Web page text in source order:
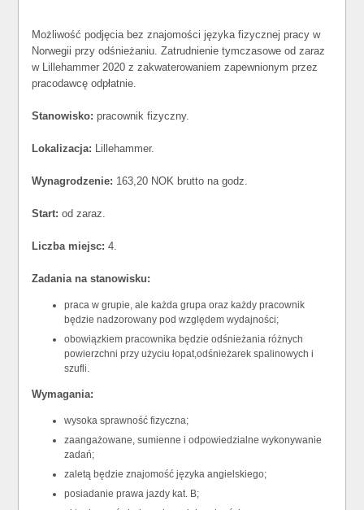
Możliwość podjęcia bez znajomości języka fizycznej pracy w
Norwegii przy odśnieżaniu. Zatrudnienie tymczasowe od zaraz
w Lillehammer 2020 z zakwaterowaniem zapewnionym przez
pracodawcę odpłatnie.
Stanowisko: pracownik fizyczny.
Lokalizacja: Lillehammer.
Wynagrodzenie: 163,20 NOK brutto na godz.
Start: od zaraz.
Liczba miejsc: 4.
Zadania na stanowisku:
praca w grupie, ale każda grupa oraz każdy pracownik
będzie nadzorowany pod względem wydajności;
obowiązkiem pracownika będzie odśnieżania różnych
powierzchni przy użyciu łopat,odśnieżarek spalinowych i
szufli.
Wymagania:
wysoka sprawność fizyczna;
zaangażowane, sumienne i odpowiedzialne wykonywanie
zadań;
zaletą będzie znajomość języka angielskiego;
posiadanie prawa jazdy kat. B;